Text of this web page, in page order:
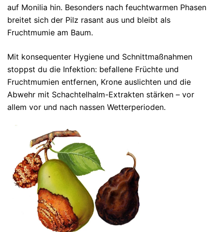
auf Monilia hin. Besonders nach feuchtwarmen Phasen
breitet sich der Pilz rasant aus und bleibt als
Fruchtmumie am Baum.
Mit konsequenter Hygiene und Schnittmaßnahmen
stoppst du die Infektion: befallene Früchte und
Fruchtmumien entfernen, Krone auslichten und die
Abwehr mit Schachtelhalm-Extrakten stärken – vor
allem vor und nach nassen Wetterperioden.